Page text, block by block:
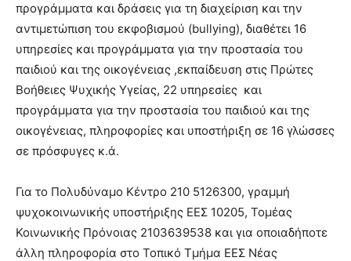
προγράμματα και δράσεις για τη διαχείριση και την
αντιμετώπιση του εκφοβισμού (bullying), διαθέτει 16
υπηρεσίες και προγράμματα για την προστασία του
παιδιού και της οικογένειας ,εκπαίδευση στις Πρώτες
Βοήθειες Ψυχικής Υγείας, 22 υπηρεσίες και
προγράμματα για την προστασία του παιδιού και της
οικογένειας, πληροφορίες και υποστήριξη σε 16 γλώσσες
σε πρόσφυγες κ.ά.
Για το Πολυδύναμο Κέντρο 210 5126300, γραμμή
ψυχοκοινωνικής υποστήριξης ΕΕΣ 10205, Τομέας
Κοινωνικής Πρόνοιας 2103639538 και για οποιαδήποτε
άλλη πληροφορία στο Τοπικό Τμήμα ΕΕΣ Νέας